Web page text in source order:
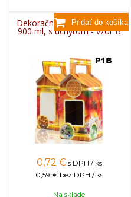
Dekoračný kartón na pohár
900 ml, s úchytom - vzor B
0,72 € s DPH / ks
0,59 € bez DPH / ks
Na sklade